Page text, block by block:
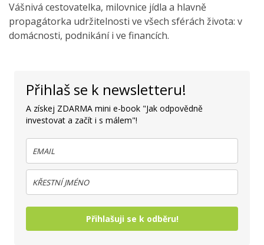
Vášnivá cestovatelka, milovnice jídla a hlavně
propagátorka udržitelnosti ve všech sférách života: v
domácnosti, podnikání i ve financích.
Přihlaš se k newsletteru!
A získej ZDARMA mini e-book "Jak odpovědně
investovat a začít i s málem"!
Přihlašuji se k odběru!